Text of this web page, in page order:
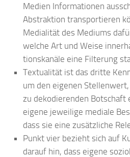
Medien Informationen
Abstraktion transportieren
Medialität des Mediums
welche Art und Weise
tionskanäle eine Filterung
Textualität ist das dritte
um den eigenen
zu dekodierenden Botschaft
eigene jeweilige mediale
dass sie eine zusätzliche
Punkt vier bezieht sich auf
darauf hin, dass eigene